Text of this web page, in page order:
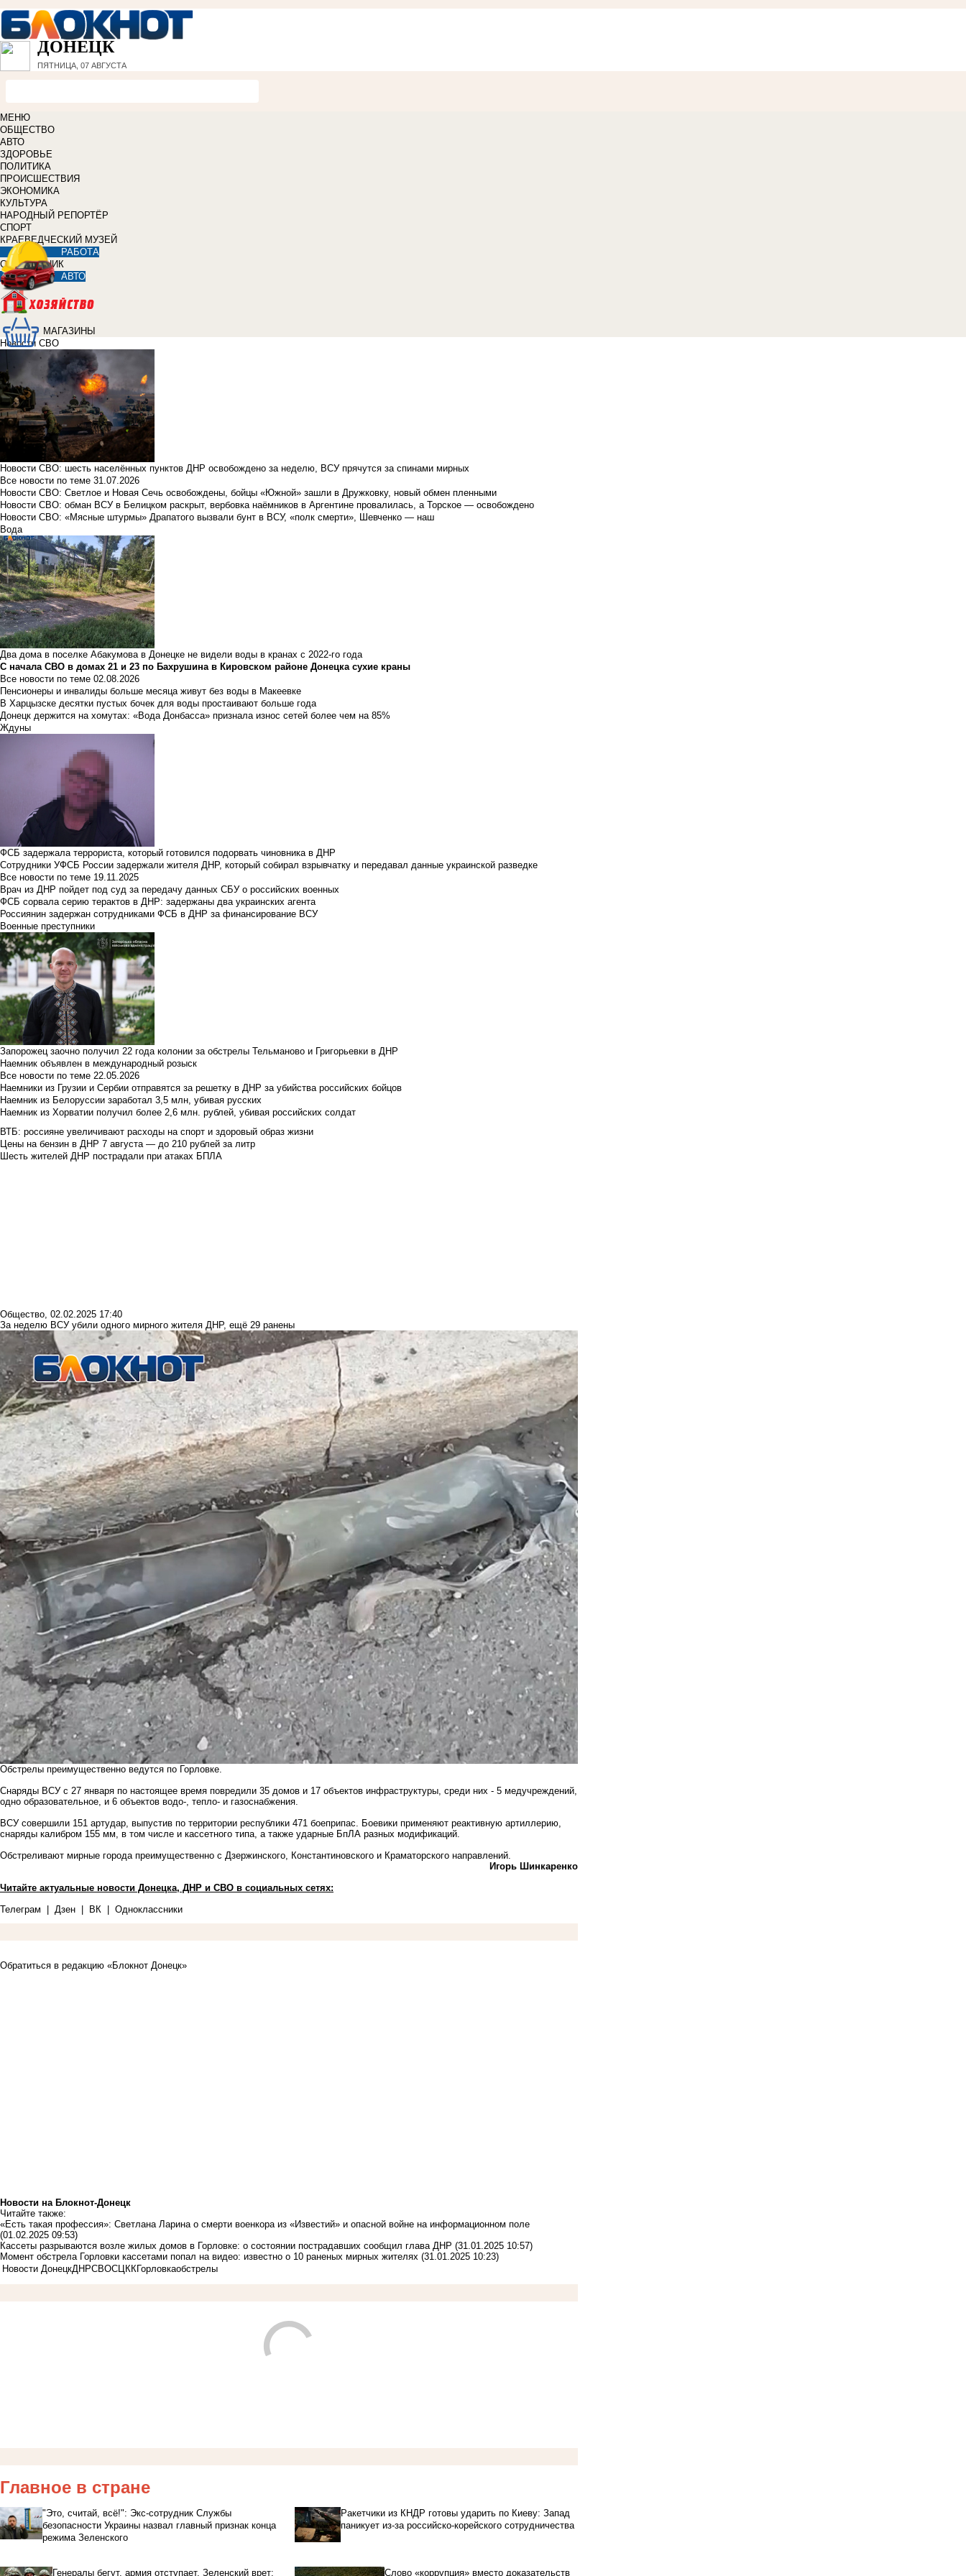
ДОНЕЦК
ПЯТНИЦА, 07 АВГУСТА
МЕНЮ
ОБЩЕСТВО
АВТО
ЗДОРОВЬЕ
ПОЛИТИКА
ПРОИСШЕСТВИЯ
ЭКОНОМИКА
КУЛЬТУРА
НАРОДНЫЙ РЕПОРТЁР
СПОРТ
КРАЕВЕДЧЕСКИЙ МУЗЕЙ
РАБОТА
СПРАВОЧНИК
АВТО
МАГАЗИНЫ
Новости СВО
Новости СВО: шесть населённых пунктов ДНР освобождено за неделю, ВСУ прячутся за спинами мирных
Все новости по теме 31.07.2026
Новости СВО: Светлое и Новая Сечь освобождены, бойцы «Южной» зашли в Дружковку, новый обмен пленными
Новости СВО: обман ВСУ в Белицком раскрыт, вербовка наёмников в Аргентине провалилась, а Торское — освобождено
Новости СВО: «Мясные штурмы» Драпатого вызвали бунт в ВСУ, «полк смерти», Шевченко — наш
Вода
Два дома в поселке Абакумова в Донецке не видели воды в кранах с 2022-го года
С начала СВО в домах 21 и 23 по Бахрушина в Кировском районе Донецка сухие краны
Все новости по теме 02.08.2026
Пенсионеры и инвалиды больше месяца живут без воды в Макеевке
В Харцызске десятки пустых бочек для воды простаивают больше года
Донецк держится на хомутах: «Вода Донбасса» признала износ сетей более чем на 85%
Ждуны
ФСБ задержала террориста, который готовился подорвать чиновника в ДНР
Сотрудники УФСБ России задержали жителя ДНР, который собирал взрывчатку и передавал данные украинской разведке
Все новости по теме 19.11.2025
Врач из ДНР пойдет под суд за передачу данных СБУ о российских военных
ФСБ сорвала серию терактов в ДНР: задержаны два украинских агента
Россиянин задержан сотрудниками ФСБ в ДНР за финансирование ВСУ
Военные преступники
Запорожец заочно получил 22 года колонии за обстрелы Тельманово и Григорьевки в ДНР
Наемник объявлен в международный розыск
Все новости по теме 22.05.2026
Наемники из Грузии и Сербии отправятся за решетку в ДНР за убийства российских бойцов
Наемник из Белоруссии заработал 3,5 млн, убивая русских
Наемник из Хорватии получил более 2,6 млн. рублей, убивая российских солдат
ВТБ: россияне увеличивают расходы на спорт и здоровый образ жизни
Цены на бензин в ДНР 7 августа — до 210 рублей за литр
Шесть жителей ДНР пострадали при атаках БПЛА
Общество 02.02.2025 17:40
За неделю ВСУ убили одного мирного жителя ДНР, ещё 29 ранены
Обстрелы преимущественно ведутся по Горловке.
Снаряды ВСУ с 27 января по настоящее время повредили 35 домов и 17 объектов инфраструктуры, среди них - 5 медучреждений,
одно образовательное, и 6 объектов водо-, тепло- и газоснабжения.
ВСУ совершили 151 артудар, выпустив по территории республики 471 боеприпас. Боевики применяют реактивную артиллерию,
снаряды калибром 155 мм, в том числе и кассетного типа, а также ударные БпЛА разных модификаций.
Обстреливают мирные города преимущественно с Дзержинского, Константиновского и Краматорского направлений.
Игорь Шинкаренко
Читайте актуальные новости Донецка, ДНР и СВО в социальных сетях:
Телеграм
Дзен ВК Одноклассники
Обратиться в редакцию «Блокнот Донецк»
Новости на Блoкнoт-Донецк
Читайте также:
«Есть такая профессия»: Светлана Ларина о смерти военкора из «Известий» и опасной войне на информационном поле
(01.02.2025 09:53)
Кассеты разрываются возле жилых домов в Горловке: о состоянии пострадавших сообщил глава ДНР (31.01.2025 10:57)
Момент обстрела Горловки кассетами попал на видео: известно о 10 раненых мирных жителях (31.01.2025 10:23)
Новости ДонецкДНРСВОСЦККГорловкаобстрелы
Главное в стране
"Это, считай, всё!": Экс-сотрудник Службы
безопасности Украины назвал главный признак конца
режима Зеленского
Ракетчики из КНДР готовы ударить по Киеву: Запад
паникует из-за российско-корейского сотрудничества
Генералы бегут, армия отступает, Зеленский врет: Слово «коррупция» вместо доказательств